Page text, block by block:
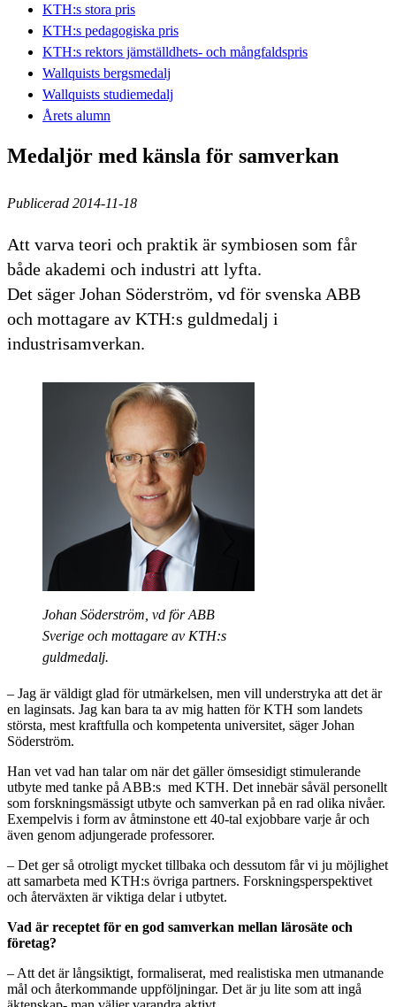
KTH:s stora pris
KTH:s pedagogiska pris
KTH:s rektors jämställdhets- och mångfaldspris
Wallquists bergsmedalj
Wallquists studiemedalj
Årets alumn
Medaljör med känsla för samverkan
Publicerad 2014-11-18
Att varva teori och praktik är symbiosen som får
både akademi och industri att lyfta.
Det säger Johan Söderström, vd för svenska ABB
och mottagare av KTH:s guldmedalj i
industrisamverkan.
Johan Söderström, vd för ABB
Sverige och mottagare av KTH:s
guldmedalj.
– Jag är väldigt glad för utmärkelsen, men vill understryka att det är
en laginsats. Jag kan bara ta av mig hatten för KTH som landets
största, mest kraftfulla och kompetenta universitet, säger Johan
Söderström.
Han vet vad han talar om när det gäller ömsesidigt stimulerande
utbyte med tanke på ABB:s med KTH. Det innebär såväl personellt
som forskningsmässigt utbyte och samverkan på en rad olika nivåer.
Exempelvis i form av åtminstone ett 40-tal exjobbare varje år och
även genom adjungerade professorer.
– Det ger så otroligt mycket tillbaka och dessutom får vi ju möjlighet
att samarbeta med KTH:s övriga partners. Forskningsperspektivet
och återväxten är viktiga delar i utbytet.
Vad är receptet för en god samverkan mellan lärosäte och
företag?
– Att det är långsiktigt, formaliserat, med realistiska men utmanande
mål och återkommande uppföljningar. Det är ju lite som att ingå